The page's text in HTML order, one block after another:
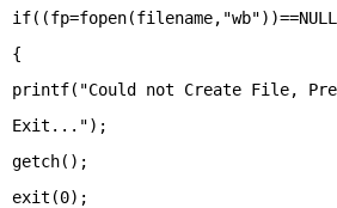
{
printf("Could not Create File,
Exit...");
getch();
exit(0);